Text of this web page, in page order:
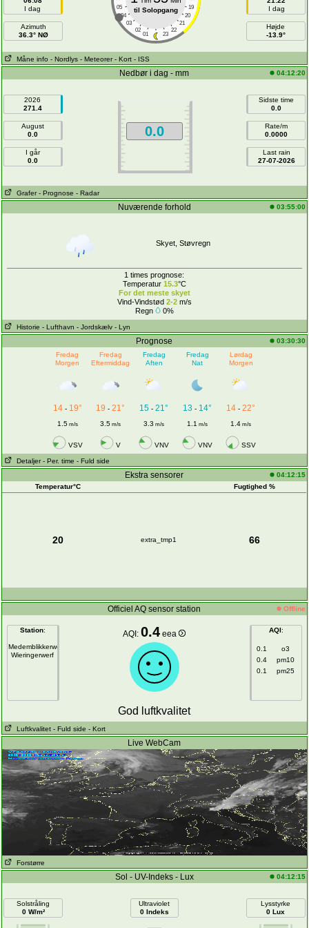
I dag
Azimuth
36.3° NØ
05
19
04
20
03
21
02
22
01 23
til Solopgang
I dag
Højde
-13.9°
Måne info - Nordlys - Meteorer - Kort - ISS
Nedbør i dag - mm 04:12:20
2026
271.4
August
0.0
I går
0.0
0.0
Sidste time
0.0
Rate/m
0.0000
Last rain
27-07-2026
Grafer - Prognose - Radar
Nuværende forhold 03:55:00
Skyet, Støvregn
1 times prognose:
Temperatur 15.3°C
For det meste skyet
Vind-Vindstød 2-2m/s
Regn
0%
Historie - Lufthavn - Jordskælv - Lyn
Prognose
03:30:30
Fredag
Morgen
Fredag
Eftermiddag
Fredag
Aften
Fredag
Nat
Lørdag
Morgen
14- 19° 19 -21° 15 -21° 13 - 14° 14 -22°
1.5m/s 3.5 m/s 3.3 m/s 1.1 m/s 1.4 m/s
VSV V VNV VNV SSV
Detaljer - Per. time - Fuld side
Ekstra sensorer
04:12:15
Temperatur°C
Fugtighed %
20 extra_tmp1 66
Officiel AQ sensor station Offline
Station:
Medemblikkerweg
Wieringerwerf
AQI:0.4 eea AQI:
0.1
o3
0.4
pm10
0.1
pm25
God luftkvalitet
Luftkvalitet - Fuld side - Kort
Live WebCam
Forstørre
Sol - UV-Indeks - Lux 04:12:15
Solstråling
0 W/m²
Ultraviolet
0 Indeks
Lysstyrke
0 Lux